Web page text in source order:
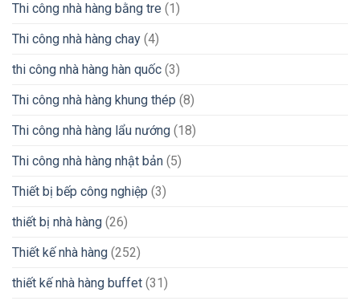
Thi công nhà hàng bằng tre (1)
Thi công nhà hàng chay (4)
thi công nhà hàng hàn quốc (3)
Thi công nhà hàng khung thép (8)
Thi công nhà hàng lẩu nướng (18)
Thi công nhà hàng nhật bản (5)
Thiết bị bếp công nghiệp (3)
thiết bị nhà hàng (26)
Thiết kế nhà hàng (252)
thiết kế nhà hàng buffet (31)